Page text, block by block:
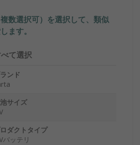
数選択可）を選択して、類似
ます。
て選択
ンド
サイズ
ダクトタイプ
バッテリ